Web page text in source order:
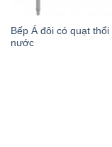
Bếp Á đôi có quạt thổi
nước